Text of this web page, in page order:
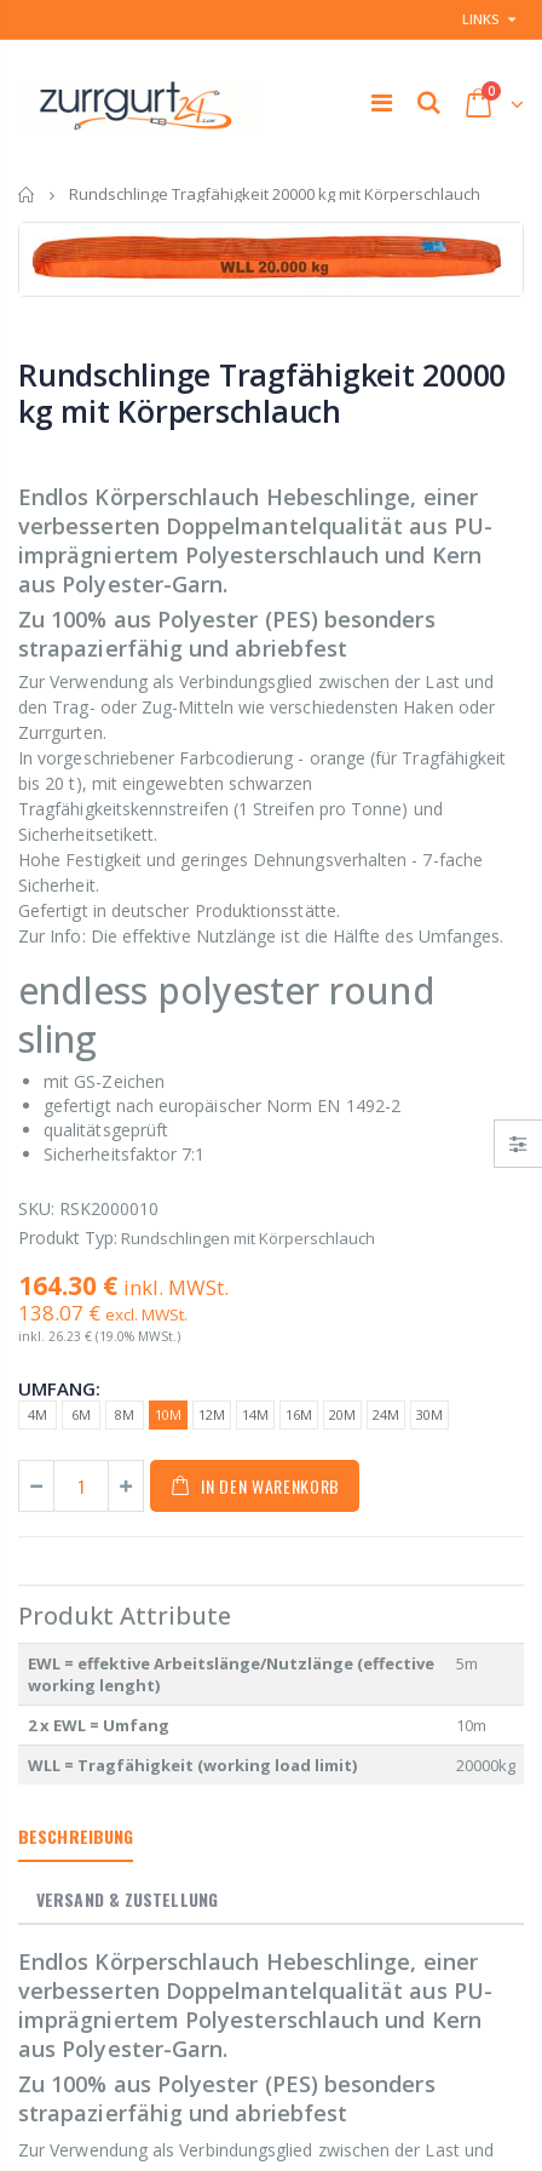
LINKS
0
Startseite
Rundschlinge Tragfähigkeit 20000 kg mit Körperschlauch
Rundschlinge Tragfähigkeit 20000
kg mit Körperschlauch
Endlos Körperschlauch Hebeschlinge, einer
verbesserten Doppelmantelqualität aus PU-
imprägniertem Polyesterschlauch und Kern
aus Polyester-Garn.
Zu 100% aus Polyester (PES) besonders
strapazierfähig und abriebfest
Zur Verwendung als Verbindungsglied zwischen der Last und
den Trag- oder Zug-Mitteln wie verschiedensten Haken oder
Zurrgurten.
In vorgeschriebener Farbcodierung - orange (für Tragfähigkeit
bis 20 t), mit eingewebten schwarzen
Tragfähigkeitskennstreifen (1 Streifen pro Tonne) und
Sicherheitsetikett.
Hohe Festigkeit und geringes Dehnungsverhalten - 7-fache
Sicherheit.
Gefertigt in deutscher Produktionsstätte.
Zur Info: Die effektive Nutzlänge ist die Hälfte des Umfanges.
endless polyester round
sling
mit GS-Zeichen
gefertigt nach europäischer Norm EN 1492-2
qualitätsgeprüft
Sicherheitsfaktor 7:1
SKU: RSK2000010
Produkt Typ: Rundschlingen mit Körperschlauch
164.30 € inkl. MWSt.
138.07 € excl. MWSt.
inkl. 26.23 € (19.0% MWSt.)
UMFANG:
4M 6M 8M 10M 12M 14M 16M 20M 24M 30M
IN DEN WARENKORB
Produkt Attribute
EWL = effektive Arbeitslänge/Nutzlänge (effective
working lenght)
5m
2 x EWL = Umfang
10m
WLL = Tragfähigkeit (working load limit)
20000kg
BESCHREIBUNG
VERSAND & ZUSTELLUNG
Endlos Körperschlauch Hebeschlinge, einer
verbesserten Doppelmantelqualität aus PU-
imprägniertem Polyesterschlauch und Kern
aus Polyester-Garn.
Zu 100% aus Polyester (PES) besonders
strapazierfähig und abriebfest
Zur Verwendung als Verbindungsglied zwischen der Last und